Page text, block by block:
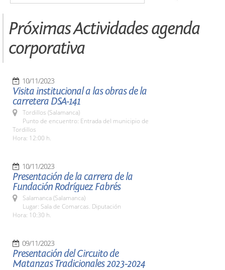
Próximas Actividades agenda
corporativa
10/11/2023
Visita institucional a las obras de la
carretera DSA-141
Tordillos (Salamanca)
Punto de encuentro: Entrada del municipio de
Tordillos
Hora: 12:00 h.
10/11/2023
Presentación de la carrera de la
Fundación Rodríguez Fabrés
Salamanca (Salamanca)
Lugar: Sala de Comarcas. Diputación
Hora: 10:30 h.
09/11/2023
Presentación del Circuito de
Matanzas Tradicionales 2023-2024